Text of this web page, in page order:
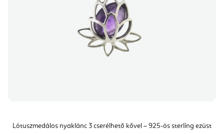
Lótuszmedálos nyaklánc 3 cserélhető kővel – 925-ös sterling ezüst